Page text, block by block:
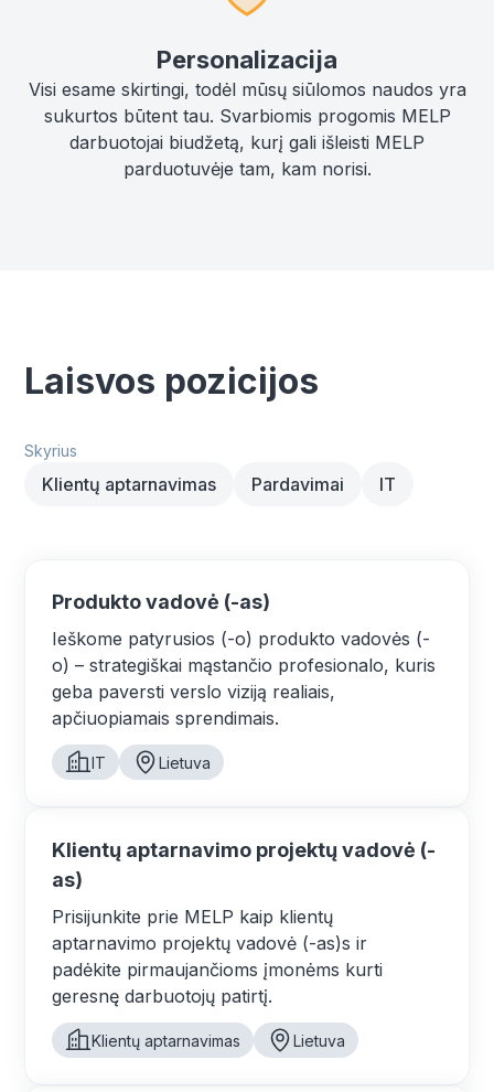
Personalizacija
Visi esame skirtingi, todėl mūsų siūlomos naudos yra
sukurtos būtent tau. Svarbiomis progomis MELP
darbuotojai biudžetą, kurį gali išleisti MELP
parduotuvėje tam, kam norisi.
Laisvos pozicijos
Skyrius
Klientų aptarnavimas Pardavimai IT
Produkto vadovė (-as)
Ieškome patyrusios (-o) produkto vadovės (-
o) – strategiškai mąstančio profesionalo, kuris
geba paversti verslo viziją realiais,
apčiuopiamais sprendimais.
IT Lietuva
Klientų aptarnavimo projektų vadovė (-
as)
Prisijunkite prie MELP kaip klientų
aptarnavimo projektų vadovė (-as)s ir
padėkite pirmaujančioms įmonėms kurti
geresnę darbuotojų patirtį.
Klientų aptarnavimas Lietuva